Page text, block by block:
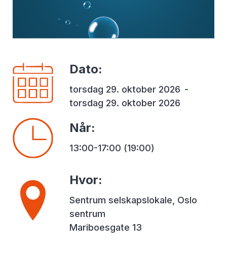
Dato:
torsdag 29. oktober 2026 -
torsdag 29. oktober 2026
Når:
13:00-17:00 (19:00)
Hvor:
Sentrum selskapslokale, Oslo
sentrum
Mariboesgate 13